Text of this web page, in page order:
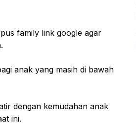
family link google agar
anak yang masih di bawah
dengan kemudahan anak
ini.